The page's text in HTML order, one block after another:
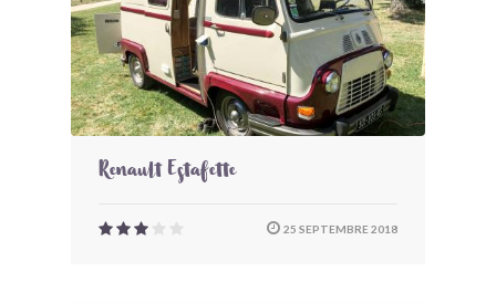
Renault Estafette
25 SEPTEMBRE 2018